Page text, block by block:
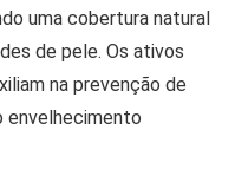
uma cobertura natural
de pele. Os ativos
na prevenção de
envelhecimento